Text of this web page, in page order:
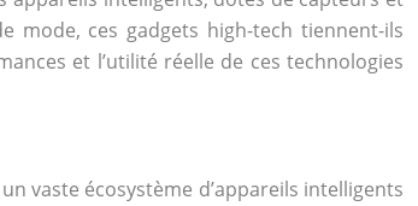
mode, ces gadgets high-tech tiennent-ils
et l’utilité réelle de ces technologies
vaste écosystème d’appareils intelligents